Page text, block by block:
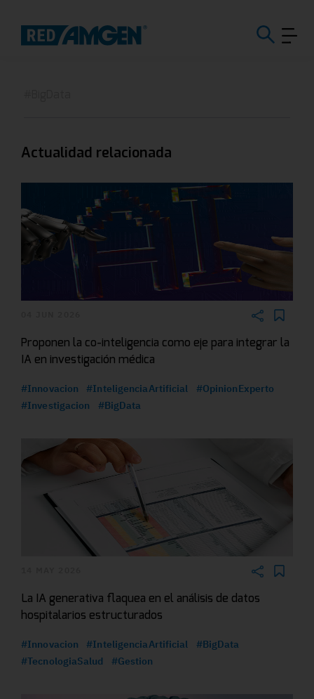
Actualidad relacionada
Proponen la co-inteligencia como eje para integrar la
IA en investigación médica
#Innovacion #InteligenciaArtificial
#OpinionExperto
#Investigacion
#BigData
La IA generativa flaquea en el análisis de datos
hospitalarios estructurados
#Innovacion #InteligenciaArtificial
#BigData
#TecnologiaSalud
#Gestion